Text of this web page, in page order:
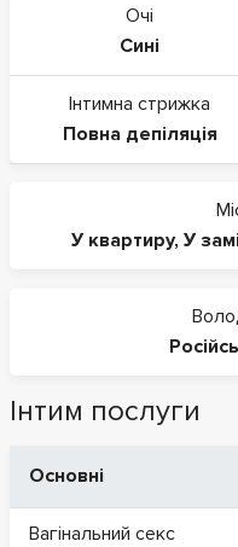
Очі
Сині
Інтимна стрижка
Повна депіляція
У квартиру, У
Інтим послуги
Основні
Вагінальний секс